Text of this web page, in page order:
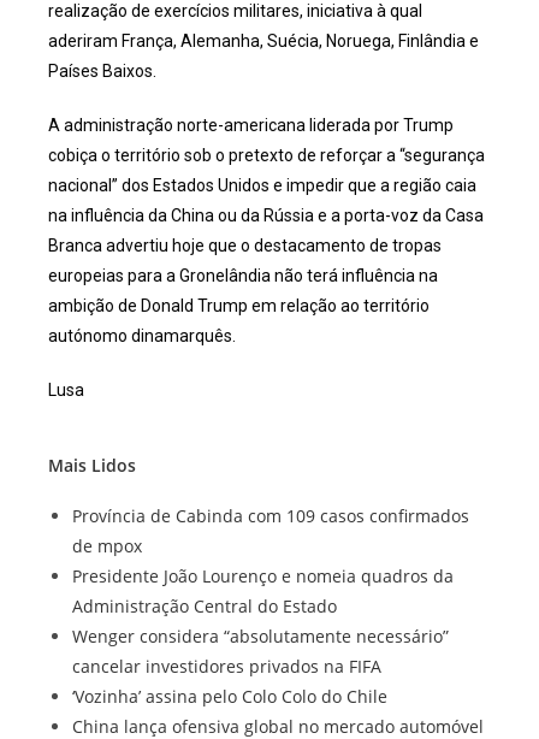
realização de exercícios militares, iniciativa à qual
aderiram França, Alemanha, Suécia, Noruega, Finlândia e
Países Baixos.
A administração norte-americana liderada por Trump
cobiça o território sob o pretexto de reforçar a “segurança
nacional” dos Estados Unidos e impedir que a região caia
na influência da China ou da Rússia e a porta-voz da Casa
Branca advertiu hoje que o destacamento de tropas
europeias para a Gronelândia não terá influência na
ambição de Donald Trump em relação ao território
autónomo dinamarquês.
Lusa
Mais Lidos
Província de Cabinda com 109 casos confirmados
de mpox
Presidente João Lourenço e nomeia quadros da
Administração Central do Estado
Wenger considera “absolutamente necessário”
cancelar investidores privados na FIFA
‘Vozinha’ assina pelo Colo Colo do Chile
China lança ofensiva global no mercado automóvel